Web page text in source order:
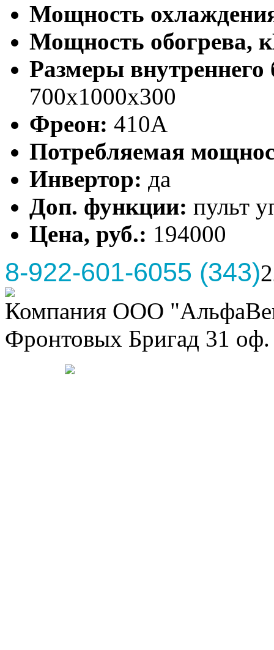
Мощность
Мощность обогрева,
Размеры
700x1000x300
Фреон: 410А
Потребляемая
Инвертор: да
Доп. функции: пульт
Цена, руб.: 194000
8-922-601-6055 (343)
Компания ООО
Фронтовых Бригад 31